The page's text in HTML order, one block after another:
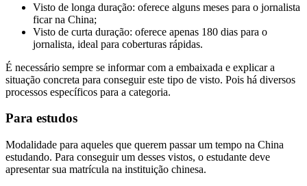
Visto de longa duração: oferece alguns meses para o jornalista
ficar na China;
Visto de curta duração: oferece apenas 180 dias para o
jornalista, ideal para coberturas rápidas.
É necessário sempre se informar com a embaixada e explicar a
situação concreta para conseguir este tipo de visto. Pois há diversos
processos específicos para a categoria.
Para estudos
Modalidade para aqueles que querem passar um tempo na China
estudando. Para conseguir um desses vistos, o estudante deve
apresentar sua matrícula na instituição chinesa.